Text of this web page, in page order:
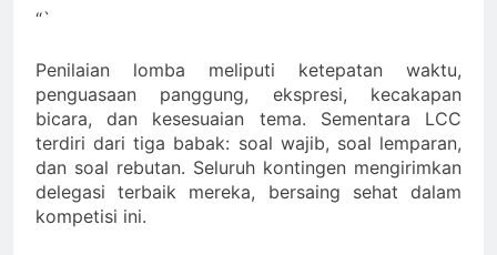
“`
Penilaian lomba meliputi ketepatan waktu,
penguasaan panggung, ekspresi, kecakapan
bicara, dan kesesuaian tema. Sementara LCC
terdiri dari tiga babak: soal wajib, soal lemparan,
dan soal rebutan. Seluruh kontingen mengirimkan
delegasi terbaik mereka, bersaing sehat dalam
kompetisi ini.